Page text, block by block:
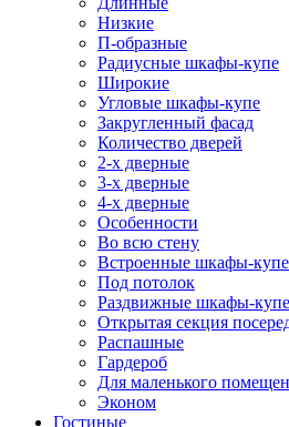
Низкие
П-образные
Радиусные шкафы-купе
Широкие
Угловые шкафы-купе
Закругленный фасад
Количество дверей
2-х дверные
3-х дверные
4-х дверные
Особенности
Во всю стену
Встроенные шкафы-купе
Под потолок
Раздвижные шкафы-купе
Открытая секция
Распашные
Гардероб
Для маленького
Эконом
Гостиные